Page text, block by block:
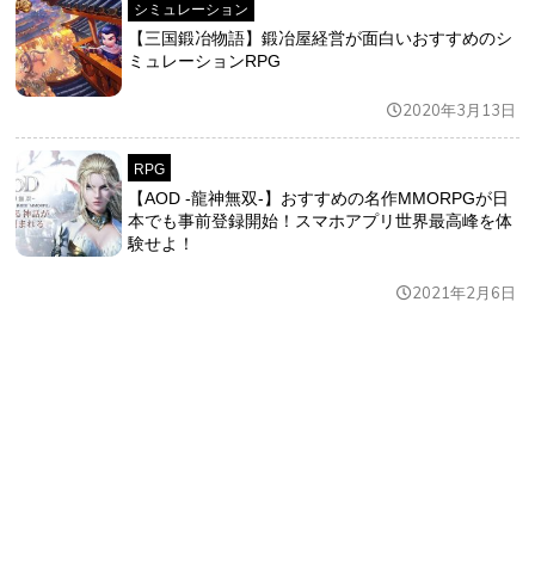
シミュレーション
【三国鍛冶物語】鍛冶屋経営が面白いおすすめのシ
ミュレーションRPG
2020年3月13日
RPG
【AOD -龍神無双-】おすすめの名作MMORPGが日
本でも事前登録開始！スマホアプリ世界最高峰を体
験せよ！
2021年2月6日